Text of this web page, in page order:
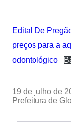
Edital De
preços para a
odontológico
19 de julho de
Prefeitura de